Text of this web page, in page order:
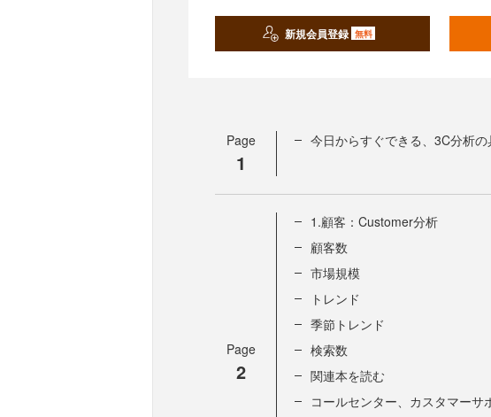
新規会員登録 無料
Page
1
今日からすぐできる、3C分析
Page
2
1.顧客：Customer分析
顧客数
市場規模
トレンド
季節トレンド
検索数
関連本を読む
コールセンター、カスタマーサ